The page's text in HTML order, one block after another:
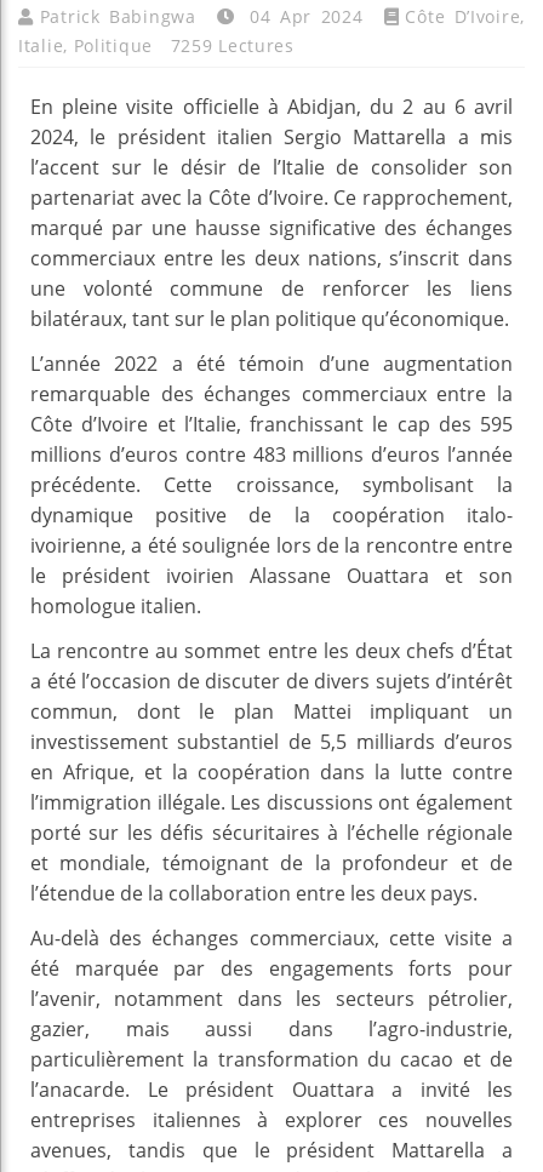
Patrick Babingwa 04 Apr 2024 Côte D’Ivoire,
Italie, Politique 7259 Lectures
En pleine visite officielle à Abidjan, du 2 au 6 avril
2024, le président italien Sergio Mattarella a mis
l’accent sur le désir de l’Italie de consolider son
partenariat avec la Côte d’Ivoire. Ce rapprochement,
marqué par une hausse significative des échanges
commerciaux entre les deux nations, s’inscrit dans
une volonté commune de renforcer les liens
bilatéraux, tant sur le plan politique qu’économique.
L’année 2022 a été témoin d’une augmentation
remarquable des échanges commerciaux entre la
Côte d’Ivoire et l’Italie, franchissant le cap des 595
millions d’euros contre 483 millions d’euros l’année
précédente. Cette croissance, symbolisant la
dynamique positive de la coopération italo-
ivoirienne, a été soulignée lors de la rencontre entre
le président ivoirien Alassane Ouattara et son
homologue italien.
La rencontre au sommet entre les deux chefs d’État
a été l’occasion de discuter de divers sujets d’intérêt
commun, dont le plan Mattei impliquant un
investissement substantiel de 5,5 milliards d’euros
en Afrique, et la coopération dans la lutte contre
l’immigration illégale. Les discussions ont également
porté sur les défis sécuritaires à l’échelle régionale
et mondiale, témoignant de la profondeur et de
l’étendue de la collaboration entre les deux pays.
Au-delà des échanges commerciaux, cette visite a
été marquée par des engagements forts pour
l’avenir, notamment dans les secteurs pétrolier,
gazier, mais aussi dans l’agro-industrie,
particulièrement la transformation du cacao et de
l’anacarde. Le président Ouattara a invité les
entreprises italiennes à explorer ces nouvelles
avenues, tandis que le président Mattarella a